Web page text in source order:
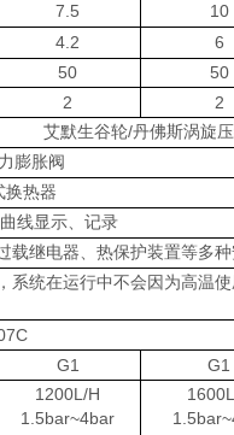
7.5
10
4.2
6
50
50
2
2
艾默生谷轮/丹佛斯涡旋
膨胀阀
换热器
线显示、记录
继电器、热保护装置等多种
统在运行中不会因为高温
G1
G1
1200L/H
1.5bar~4bar